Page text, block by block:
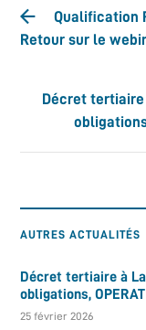
Qualification
Retour sur le
Décret tertiaire
AUTRES ACTUALITÉS
Décret tertiaire à La
obligations,
25 février 2026